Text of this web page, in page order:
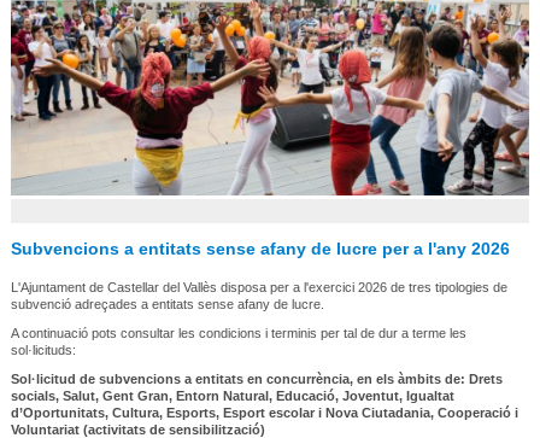
Subvencions a entitats sense afany de lucre per a l'any 2026
L'Ajuntament de Castellar del Vallès disposa per a l'exercici 2026 de tres tipologies de
subvenció adreçades a entitats sense afany de lucre.
A continuació pots consultar les condicions i terminis per tal de dur a terme les
sol·licituds:
Sol·licitud de subvencions a entitats en concurrència, en els àmbits de: Drets
socials, Salut, Gent Gran, Entorn Natural, Educació, Joventut, Igualtat
d’Oportunitats, Cultura, Esports, Esport escolar i Nova Ciutadania, Cooperació i
Voluntariat (activitats de sensibilització)